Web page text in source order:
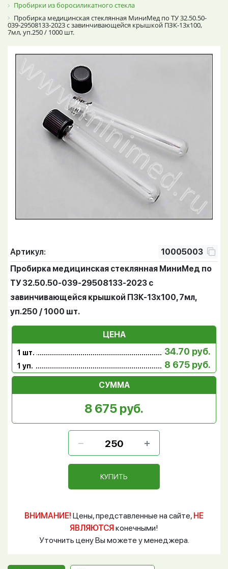
Пробирки из боросиликатного стекла
Пробирка медицинская стеклянная МиниМед по ТУ 32.50.50-
039-29508133-2023 с завинчивающейся крышкой ПЗК-13х100,
7мл, уп.250 / 1000 шт.
Артикул:
10005003
Пробирка медицинская стеклянная МиниМед по
ТУ 32.50.50-039-29508133-2023 с
завинчивающейся крышкой ПЗК-13х100, 7мл,
уп.250 / 1000 шт.
ЦЕНА
1 шт. 34.70 руб.
1 уп. 8 675 руб.
СУММА
8 675 руб.
КУПИТЬ
ВНИМАНИЕ! Цены, представленные на сайте, НЕ
ЯВЛЯЮТСЯ конечными!
Уточнить цену Вы можете у менеджера.